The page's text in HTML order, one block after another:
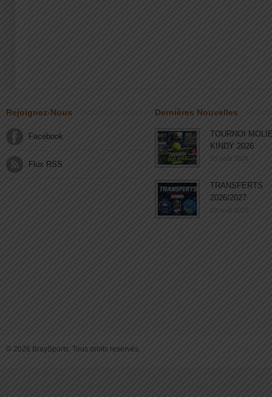
Rejoignez-Nous
Facebook
Flux RSS
Dernières Nouvelles
TOURNOI
KINDY 2026
03 août 2026
TRANSFERTS
2026/2027
03 août 2026
© 2026 BraySports. Tous droits reservés.